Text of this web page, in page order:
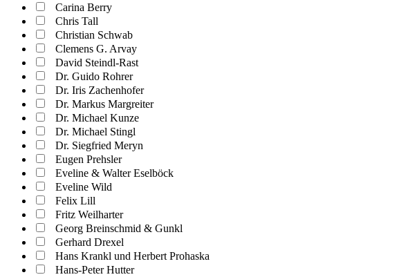
Carina Berry
Chris Tall
Christian Schwab
Clemens G. Arvay
David Steindl-Rast
Dr. Guido Rohrer
Dr. Iris Zachenhofer
Dr. Markus Margreiter
Dr. Michael Kunze
Dr. Michael Stingl
Dr. Siegfried Meryn
Eugen Prehsler
Eveline & Walter Eselböck
Eveline Wild
Felix Lill
Fritz Weilharter
Georg Breinschmid & Gunkl
Gerhard Drexel
Hans Krankl und Herbert Prohaska
Hans-Peter Hutter